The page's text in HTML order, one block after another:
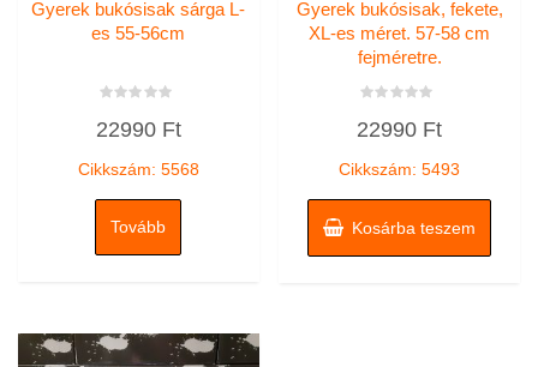
Gyerek bukósisak sárga L-
es 55-56cm
0
22990 Ft
Cikkszám: 5568
Tovább
Gyerek bukósisak, fekete,
XL-es méret. 57-58 cm
fejméretre.
0
22990 Ft
Cikkszám: 5493
Kosárba teszem